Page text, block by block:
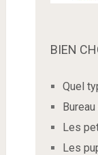
BIEN
Quel
Les
Les